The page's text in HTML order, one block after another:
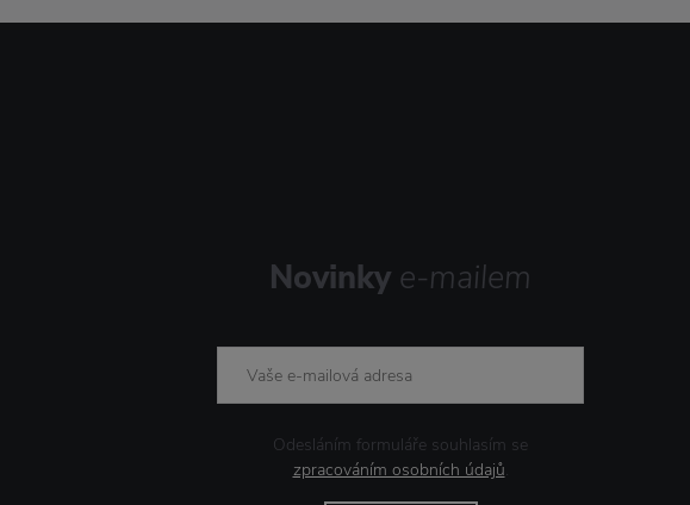
Novinky e-mailem
Odesláním formuláře souhlasím se
zpracováním osobních údajů.